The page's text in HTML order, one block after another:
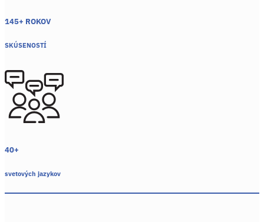
145+ ROKOV
SKÚSENOSTÍ
40+
svetových jazykov